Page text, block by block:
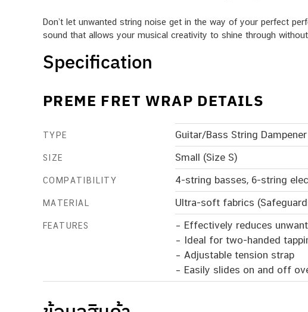
Don’t let unwanted string noise get in the way of your perfect
sound that allows your musical creativity to shine through without
Specification
PREME FRET WRAP DETAILS
TYPE Guitar/Bass String Dampener
SIZE Small (Size S)
COMPATIBILITY 4-string basses, 6-string
MATERIAL Ultra-soft fabrics
FEATURES
– Effectively reduces
– Ideal for two-handed
– Adjustable tension strap
– Easily slides on and off